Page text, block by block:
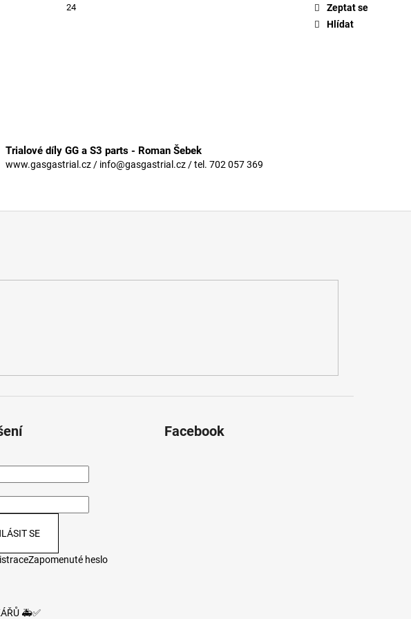
24
Zeptat se
Hlídat
Trialové díly GG a S3 parts - Roman Šebek
www.gasgastrial.cz / info@gasgastrial.cz / tel. 702 057 369
SE
Zapomenuté heslo
Facebook
🚑✅